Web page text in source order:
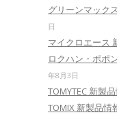
グリーンマック
日
マイクロエース
ロクハン・ポポ
年8月3日
TOMYTEC 新製
TOMIX 新製品情